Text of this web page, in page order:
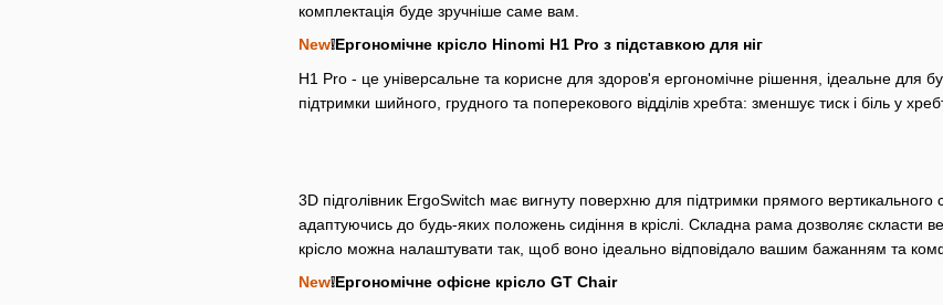
комплектація буде зручніше саме вам.
New❕Ергономічне крісло Hinomi H1 Pro з підставкою для ніг
H1 Pro - це універсальне та корисне для здоров'я ергономічне рішення, ідеальне для
підтримки шийного, грудного та поперекового відділів хребта: зменшує тиск і біль у
3D підголівник ErgoSwitch має вигнуту поверхню для підтримки прямого
адаптуючись до будь-яких положень сидіння в кріслі. Складна рама дозволяє скласти
крісло можна налаштувати так, щоб воно ідеально відповідало вашим бажанням та
New❕Ергономічне офісне крісло GT Chair